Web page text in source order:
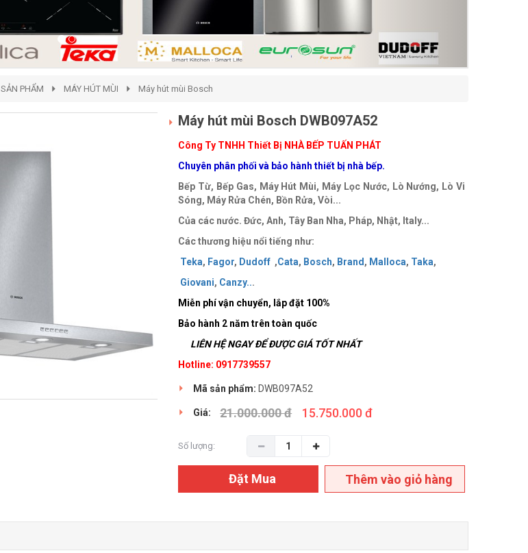
SẢN PHẨM MÁY HÚT MÙI Máy hút mùi Bosch
Máy hút mùi Bosch DWB097A52
Công Ty TNHH Thiết Bị NHÀ BẾP TUẤN PHÁT
Chuyên phân phối và bảo hành thiết bị nhà bếp.
Bếp Từ, Bếp Gas, Máy Hút Mùi, Máy Lọc Nước, Lò Nướng, Lò Vi
Sóng, Máy Rửa Chén, Bồn Rửa, Vòi...
Của các nước. Đức, Anh, Tây Ban Nha, Pháp, Nhật, Italy...
Các thương hiệu nổi tiếng như:
Teka, Fagor, Dudoff ,Cata, Bosch, Brand, Malloca, Taka,
Giovani, Canzy...
Miễn phí vận chuyển, lắp đặt 100%
Bảo hành 2 năm trên toàn quốc
LIÊN HỆ NGAY ĐỂ ĐƯỢC GIÁ TỐT NHẤT
Hotline: 0917739557
Mã sản phẩm: DWB097A52
Giá: 21.000.000 đ 15.750.000 đ
Số lượng:
Đặt Mua Thêm vào giỏ hàng